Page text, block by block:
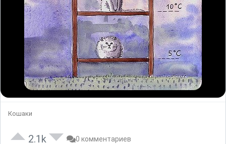
Кошаки
2.1k 0 комментариев